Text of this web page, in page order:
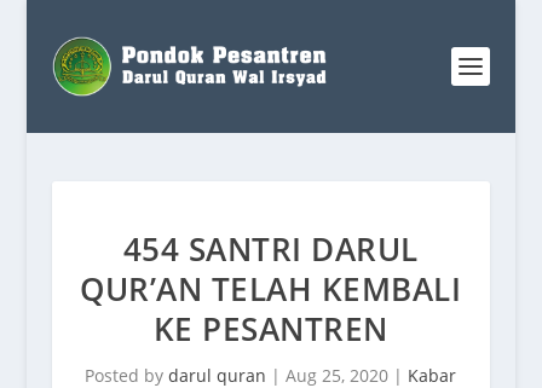
454 SANTRI DARUL
QUR’AN TELAH KEMBALI
KE PESANTREN
Posted bydarul quran |Aug 25, 2020 | Kabar